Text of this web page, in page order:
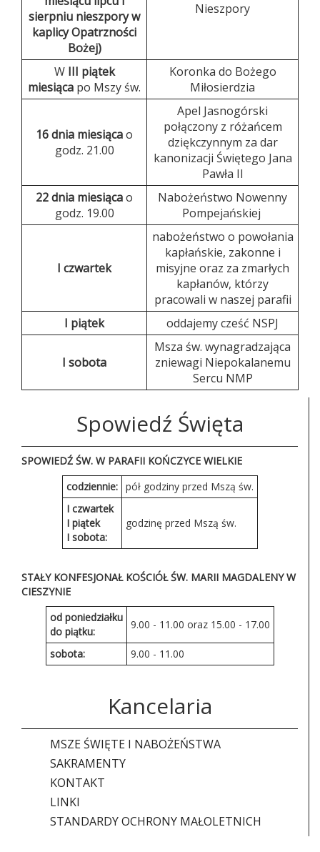
sierpniu nieszpory w
kaplicy Opatrzności
Bożej)
Nieszpory
WIII piątek
miesiąca po Mszy św.
Koronka do Bożego
Miłosierdzia
16 dnia miesiącao
godz. 21.00
Apel Jasnogórski
połączony z różańcem
dziękczynnym za dar
kanonizacji Świętego Jana
Pawła II
22 dnia miesiącao
godz. 19.00
Nabożeństwo Nowenny
Pompejańskiej
I czwartek
nabożeństwo o powołania
kapłańskie, zakonne i
misyjne oraz za zmarłych
kapłanów, którzy
pracowali w naszej parafii
I piątek
oddajemy cześć NSPJ
I sobota
Msza św. wynagradzająca
zniewagi Niepokalanemu
Sercu NMP
Spowiedź Święta
SPOWIEDŹ ŚW. W PARAFII KOŃCZYCE WIELKIE
codziennie:
pół godziny przed Mszą św.
I czwartek
I piątek
I sobota:
godzinę przed Mszą św.
STAŁY KONFESJONAŁ KOŚCIÓŁ ŚW. MARII MAGDALENY W
CIESZYNIE
od poniedziałku
do piątku:
9.00 - 11.00 oraz 15.00 - 17.00
sobota: 9.00 - 11.00
Kancelaria
MSZE ŚWIĘTE I NABOŻEŃSTWA
SAKRAMENTY
KONTAKT
LINKI
STANDARDY OCHRONY MAŁOLETNICH